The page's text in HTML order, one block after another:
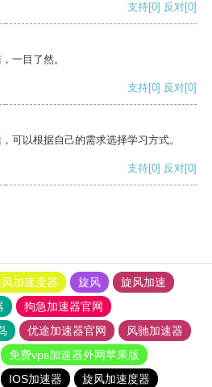
支持[0] 反对[0]
一目了然。
支持[0] 反对[0]
可以根据自己的需求选择学习方式。
支持[0] 反对[0]
加速度器 旋风
旋风加速
狗急加速器官网
优途加速器官网
风驰加速器
免费vps加速器外网苹果版
IOS加速器
旋风加速度器